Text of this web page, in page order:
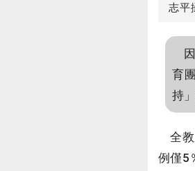
志平
因
育
持
全教
例僅5